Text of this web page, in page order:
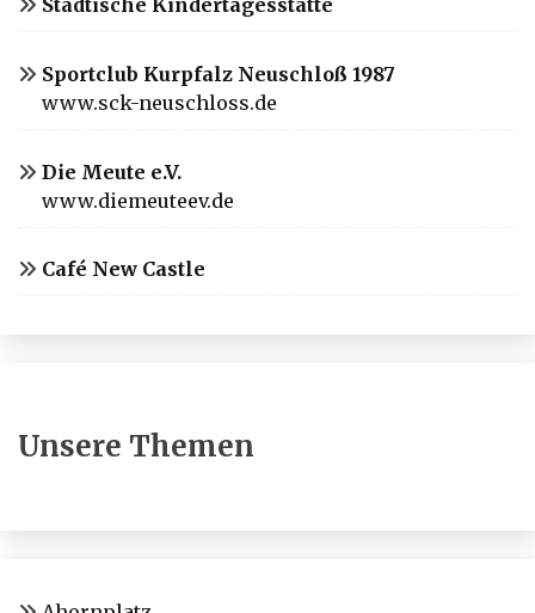
Städtische Kindertagesstätte
Sportclub Kurpfalz Neuschloß 1987
www.sck-neuschloss.de
Die Meute e.V.
www.diemeuteev.de
Café New Castle
Unsere Themen